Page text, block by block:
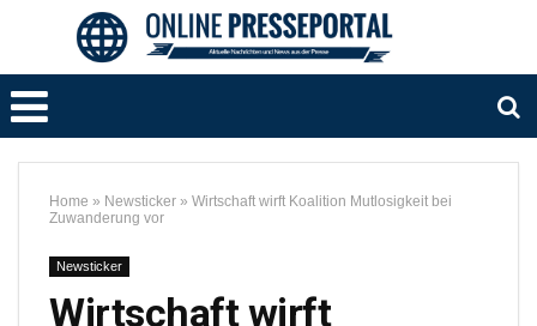
Home » Newsticker » Wirtschaft wirft Koalition Mutlosigkeit bei
Zuwanderung vor
Newsticker
Wirtschaft wirft